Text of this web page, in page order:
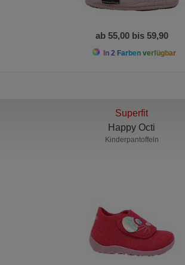
ab 55,00 bis 59,90
In 2 Farben verfügbar
Superfit
Happy Octi
Kinderpantoffeln